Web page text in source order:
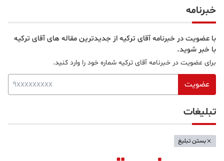
خبرنامه
با عضویت در خبرنامه آقای ترکیه از جدیدترین مقاله های آقای ترکیه
با خبر شوید.
برای عضویت در خبرنامه آقای ترکیه شماره خود را وارد کنید.
عضویت
تبلیغات
بستن تبلیغ